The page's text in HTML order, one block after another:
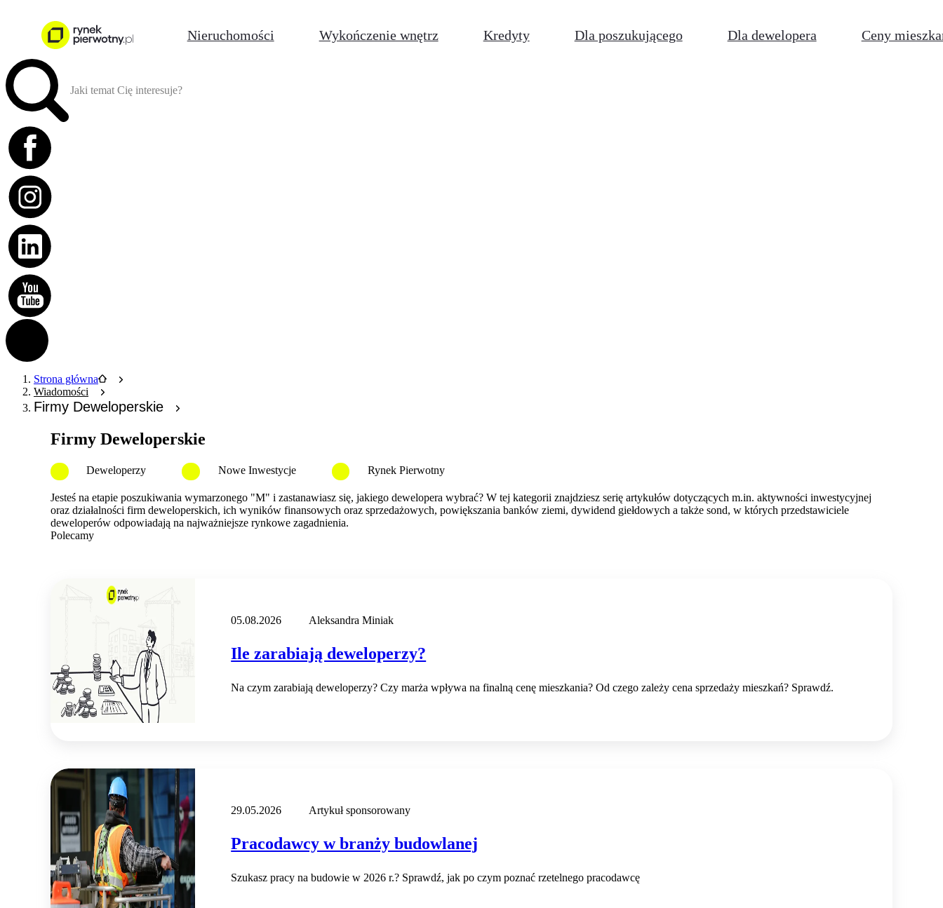
Nieruchomości Wykończenie wnętrz Kredyty Dla poszukującego Dla dewelopera Ceny
Jaki temat Cię interesuje?
Strona główna
Wiadomości
Firmy Deweloperskie
Firmy Deweloperskie
Deweloperzy Nowe Inwestycje Rynek Pierwotny
Jesteś na etapie poszukiwania wymarzonego "M" i zastanawiasz się, jakiego dewelopera wybrać? W tej kategorii znajdziesz serię artykułów dotyczących m.in. aktywności inwestycyjnej
oraz działalności firm deweloperskich, ich wyników finansowych oraz sprzedażowych, powiększania banków ziemi, dywidend giełdowych a także sond, w których przedstawiciele
deweloperów odpowiadają na najważniejsze rynkowe zagadnienia.
Polecamy
05.08.2026 Aleksandra Miniak
Ile zarabiają deweloperzy?
Na czym zarabiają deweloperzy? Czy marża wpływa na finalną cenę mieszkania? Od czego zależy cena sprzedaży mieszkań? Sprawdź.
29.05.2026 Artykuł sponsorowany
Pracodawcy w branży budowlanej
Szukasz pracy na budowie w 2026 r.? Sprawdź, jak po czym poznać rzetelnego pracodawcę